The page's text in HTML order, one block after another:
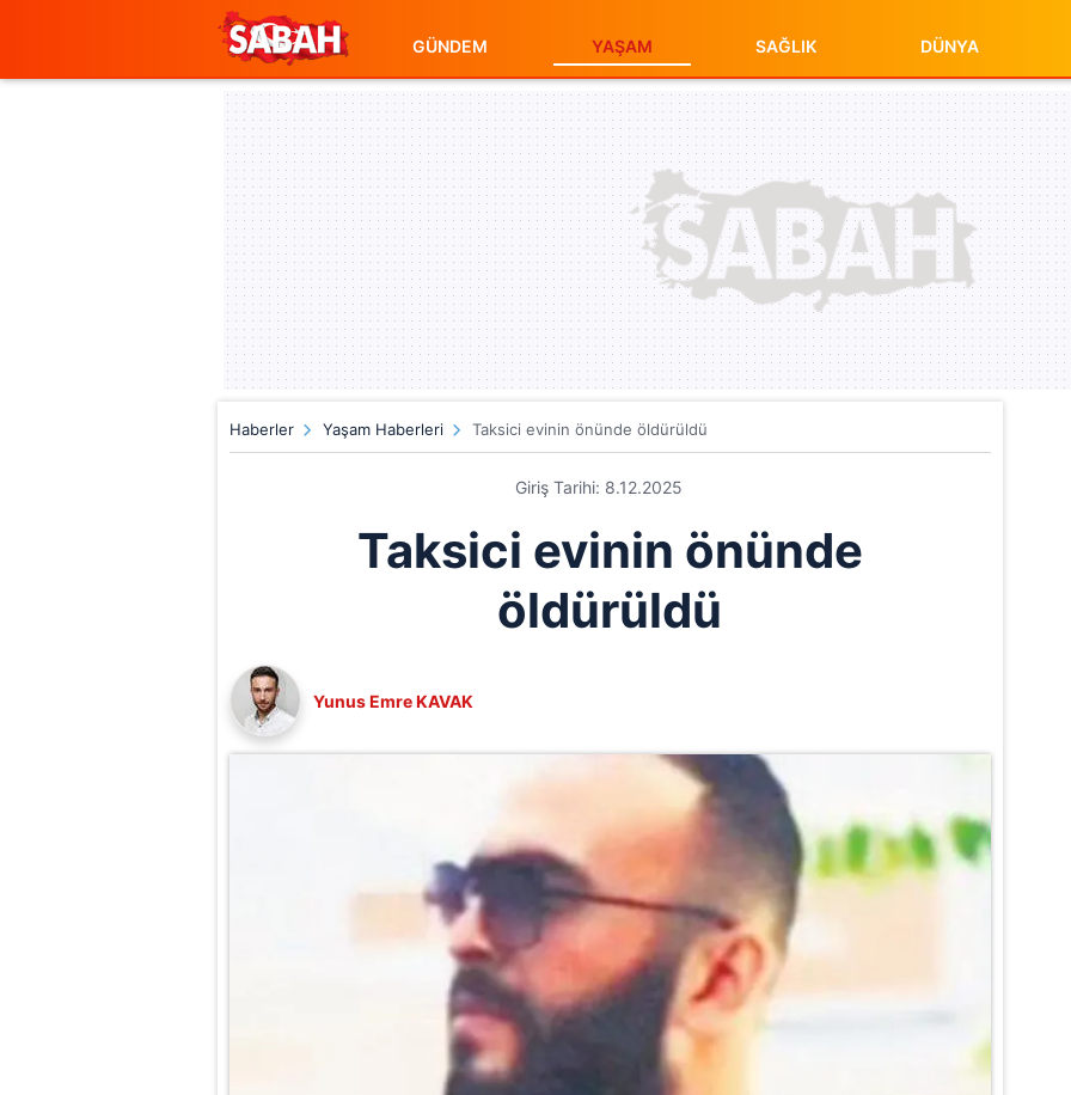
GÜNDEM YAŞAM SAĞLIK DÜNYA
Haberler Yaşam Haberleri Taksici evinin önünde öldürüldü
Giriş Tarihi: 8.12.2025
Taksici evinin önünde
öldürüldü
Yunus Emre KAVAK